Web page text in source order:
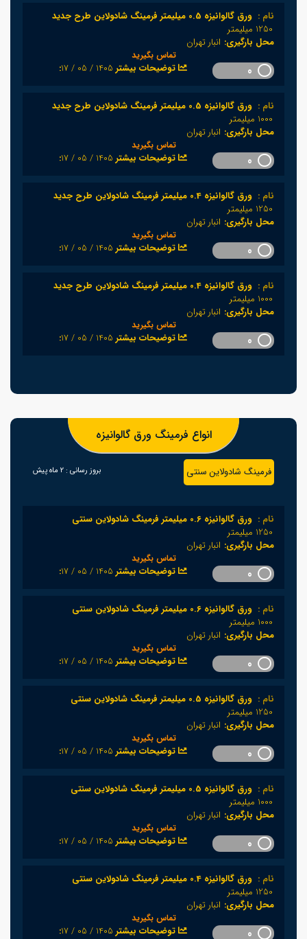
نام : ورق گالوانیزه 0.5 میلیمتر فرمینگ شادولاین طرح جدید
1250 میلیمتر
محل بارگیری: انبار تهران
تماس بگیرید
:توضیحات بیشتر1405 / 05 / 17
نام : ورق گالوانیزه 0.5 میلیمتر فرمینگ شادولاین طرح جدید
1000 میلیمتر
محل بارگیری: انبار تهران
تماس بگیرید
:توضیحات بیشتر1405 / 05 / 17
نام : ورق گالوانیزه 0.4 میلیمتر فرمینگ شادولاین طرح جدید
1250 میلیمتر
محل بارگیری: انبار تهران
تماس بگیرید
:توضیحات بیشتر1405 / 05 / 17
نام : ورق گالوانیزه 0.4 میلیمتر فرمینگ شادولاین طرح جدید
1000 میلیمتر
محل بارگیری: انبار تهران
تماس بگیرید
:توضیحات بیشتر1405 / 05 / 17
انواع فرمینگ ورق گالوانیزه
فرمینگ شادولاین سنتی بروز رسانی : 2 ماه پیش
نام : ورق گالوانیزه 0.6 میلیمتر فرمینگ شادولاین سنتی
1250 میلیمتر
محل بارگیری: انبار تهران
تماس بگیرید
:توضیحات بیشتر1405 / 05 / 17
نام : ورق گالوانیزه 0.6 میلیمتر فرمینگ شادولاین سنتی
1000 میلیمتر
محل بارگیری: انبار تهران
تماس بگیرید
:توضیحات بیشتر1405 / 05 / 17
نام : ورق گالوانیزه 0.5 میلیمتر فرمینگ شادولاین سنتی
1250 میلیمتر
محل بارگیری: انبار تهران
تماس بگیرید
:توضیحات بیشتر1405 / 05 / 17
نام : ورق گالوانیزه 0.5 میلیمتر فرمینگ شادولاین سنتی
1000 میلیمتر
محل بارگیری: انبار تهران
تماس بگیرید
:توضیحات بیشتر1405 / 05 / 17
نام : ورق گالوانیزه 0.4 میلیمتر فرمینگ شادولاین سنتی
1250 میلیمتر
محل بارگیری: انبار تهران
تماس بگیرید
:توضیحات بیشتر1405 / 05 / 17